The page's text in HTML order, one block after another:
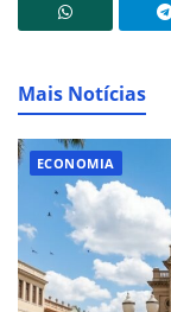
Mais Notícias
ECONOMIA